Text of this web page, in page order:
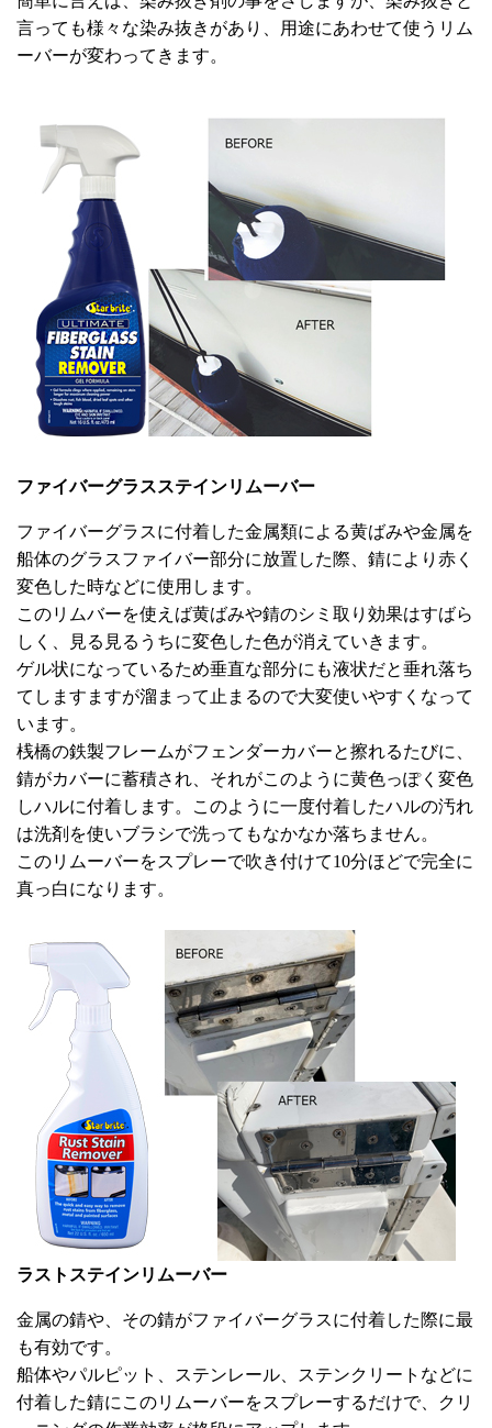
言っても様々な染み抜きがあり、用途にあわせて使うリム
ーバーが変わってきます。
ファイバーグラスステインリムーバー
ファイバーグラスに付着した金属類による黄ばみや金属を
船体のグラスファイバー部分に放置した際、錆により赤く
変色した時などに使用します。
このリムバーを使えば黄ばみや錆のシミ取り効果はすばら
しく、見る見るうちに変色した色が消えていきます。
ゲル状になっているため垂直な部分にも液状だと垂れ落ち
てしますますが溜まって止まるので大変使いやすくなって
います。
桟橋の鉄製フレームがフェンダーカバーと擦れるたびに、
錆がカバーに蓄積され、それがこのように黄色っぽく変色
しハルに付着します。このように一度付着したハルの汚れ
は洗剤を使いブラシで洗ってもなかなか落ちません。
このリムーバーをスプレーで吹き付けて10分ほどで完全に
真っ白になります。
ラストステインリムーバー
金属の錆や、その錆がファイバーグラスに付着した際に最
も有効です。
船体やパルピット、ステンレール、ステンクリートなどに
付着した錆にこのリムーバーをスプレーするだけで、クリ